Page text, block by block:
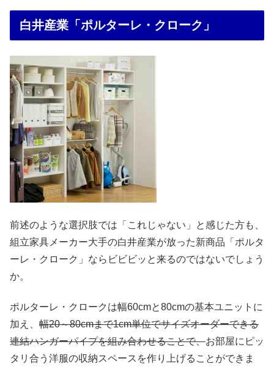
白井産業「ポルターレ・クローク」
前述のような選択肢では「これじゃない」と感じた方も、
組立家具メーカー大手の白井産業が放った新商品「ポルタ
ーレ・クローク」ならビビビッと来るのではないでしょう
か。
ポルターレ・クロークは幅60cmと80cmの基本ユニットに
加え、 幅20～80cmまで1cm単位でサイズオーダーできる
連結ハンガーパイプを組み合わせることで、お部屋にピッ
タリ合う洋服の収納スペースを作り上げることができま